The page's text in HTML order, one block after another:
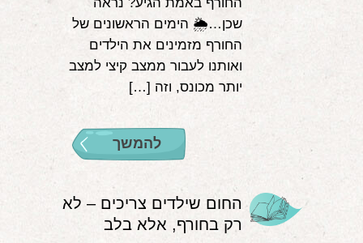
שכן…🌦 הימים הראשונים של
החורף מזמינים את הילדים
ואותנו לעבור ממצב קיצי למצב
יותר מכונס, וזה […]
להמשך
החום שילדים צריכים – לא
רק בחורף, אלא בלב